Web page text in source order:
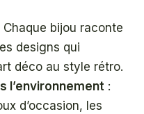
Chaque bijou raconte
designs qui
déco au style rétro.
l’environnement :
d’occasion, les